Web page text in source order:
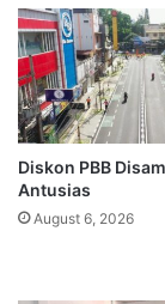
Diskon PBB
Antusias
August 6, 2026